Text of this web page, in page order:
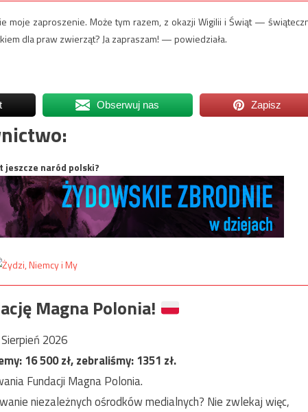
moje zaproszenie. Może tym razem, z okazji Wigilii i Świąt —
dla praw zwierząt? Ja zapraszam! — powiedziała.
Obserwuj nas Zapisz
jeszcze naród polski?
Magna Polonia!
Sierpień 2026
16 500zł, zebraliśmy:1351 zł.
Fundacji Magna Polonia.
niezależnych ośrodków medialnych? Nie zwlekaj więc,